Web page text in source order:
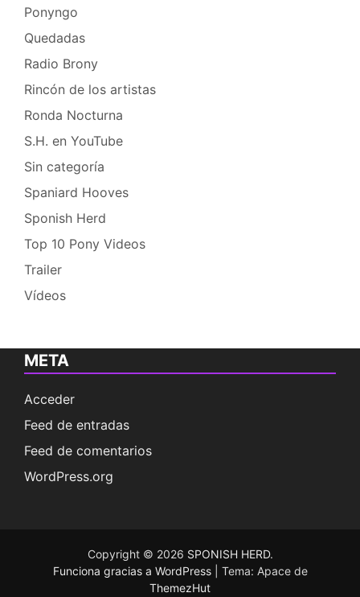
Ponyngo
Quedadas
Radio Brony
Rincón de los artistas
Ronda Nocturna
S.H. en YouTube
Sin categoría
Spaniard Hooves
Sponish Herd
Top 10 Pony Videos
Trailer
Vídeos
META
Acceder
Feed de entradas
Feed de comentarios
WordPress.org
Copyright © 2026 SPONISH HERD.
Funciona gracias a WordPress
Tema: Apace de
ThemezHut